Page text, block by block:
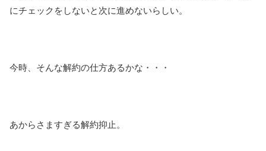
にチェックをしないと次に進めないらしい。
今時、そんな解約の仕方あるかな・・・
あからさますぎる解約抑止。